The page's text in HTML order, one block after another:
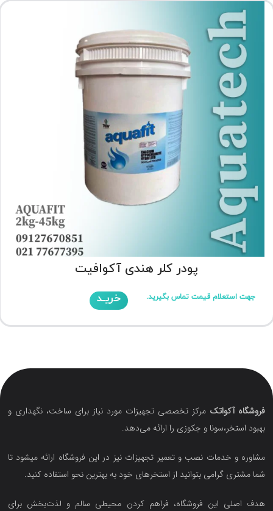
پودر کلر هندی آکوافیت
جهت استعلام قیمت تماس بگیرید. خریـد
فروشگاه آکواتک مرکز تخصصی تجهیزات مورد نیاز برای ساخت، نگهداری و
بهبود استخر،سونا و جکوزی را ارائه می‌دهد.
مشاوره و خدمات نصب و تعمیر تجهیزات نیز در این فروشگاه ارائه میشود تا
شما مشتری گرامی بتوانید از استخرهای خود به بهترین نحو استفاده کنید.
هدف اصلی این فروشگاه‌، فراهم کردن محیطی سالم و لذت‌بخش برای